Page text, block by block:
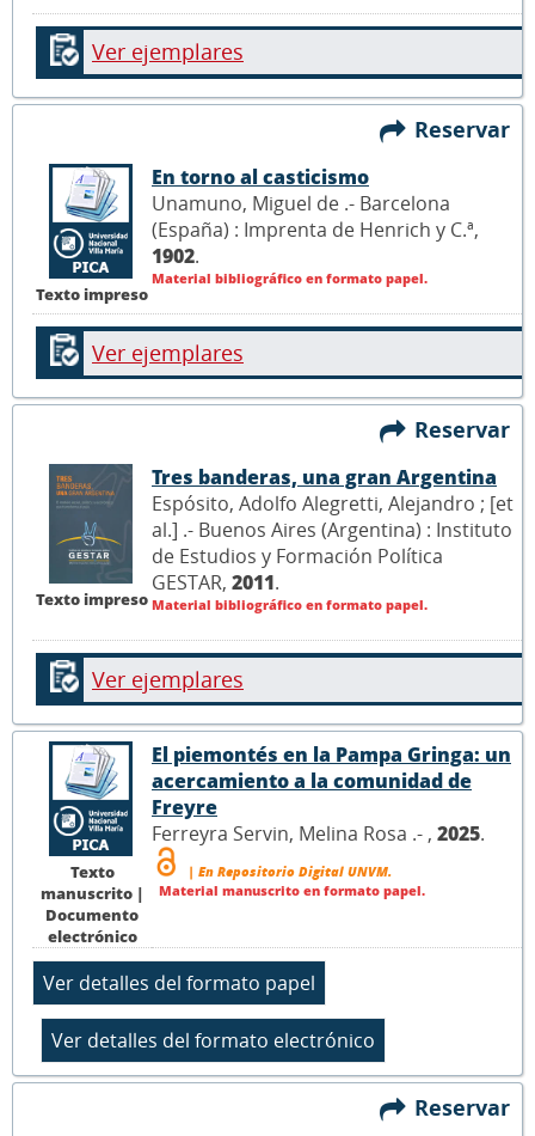
Ver ejemplares
Reservar
Texto impreso
En torno al casticismo
Unamuno, Miguel de .- Barcelona
(España) : Imprenta de Henrich y C.ª,
1902.
Material bibliográfico en formato papel.
Ver ejemplares
Reservar
Texto impreso
Tres banderas, una gran Argentina
Espósito, Adolfo Alegretti, Alejandro ; [et
al.] .- Buenos Aires (Argentina) : Instituto
de Estudios y Formación Política
GESTAR, 2011.
Material bibliográfico en formato papel.
Ver ejemplares
Texto
manuscrito |
Documento
electrónico
El piemontés en la Pampa Gringa: un
acercamiento a la comunidad de
Freyre
Ferreyra Servin, Melina Rosa .- , 2025.
| En Repositorio Digital UNVM.
Material manuscrito en formato papel.
Reservar